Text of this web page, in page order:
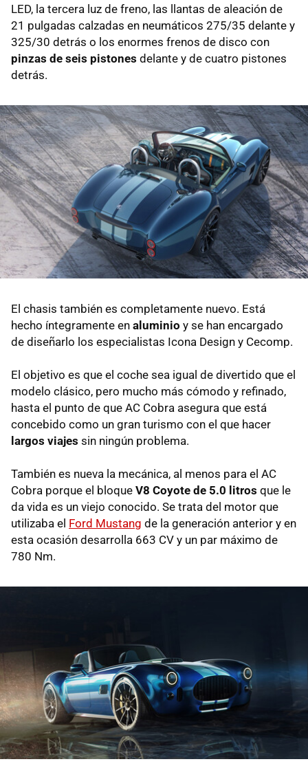
LED, la tercera luz de freno, las llantas de aleación de
21 pulgadas calzadas en neumáticos 275/35 delante y
325/30 detrás o los enormes frenos de disco con
pinzas de seis pistones delante y de cuatro pistones
detrás.
El chasis también es completamente nuevo. Está
hecho íntegramente en aluminio y se han encargado
de diseñarlo los especialistas Icona Design y Cecomp.
El objetivo es que el coche sea igual de divertido que el
modelo clásico, pero mucho más cómodo y refinado,
hasta el punto de que AC Cobra asegura que está
concebido como un gran turismo con el que hacer
largos viajes sin ningún problema.
También es nueva la mecánica, al menos para el AC
Cobra porque el bloque V8 Coyote de 5.0 litros que le
da vida es un viejo conocido. Se trata del motor que
utilizaba el Ford Mustang de la generación anterior y en
esta ocasión desarrolla 663 CV y un par máximo de
780 Nm.